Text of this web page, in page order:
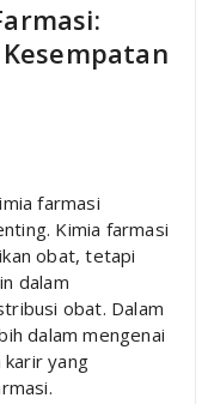
farmasi
Kimia farmasi
obat, tetapi
dalam
obat. Dalam
dalam mengenai
yang